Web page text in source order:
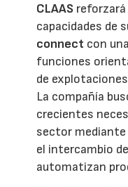
CLAAS
capacidades de
connect con
funciones
de
La compañía
crecientes
sector
el intercambio
automatizan